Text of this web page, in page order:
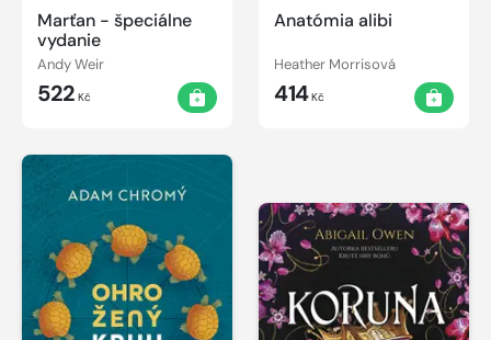
Marťan - špeciálne
vydanie
Andy Weir
522 Kč
Anatómia alibi
Heather Morrisová
414Kč